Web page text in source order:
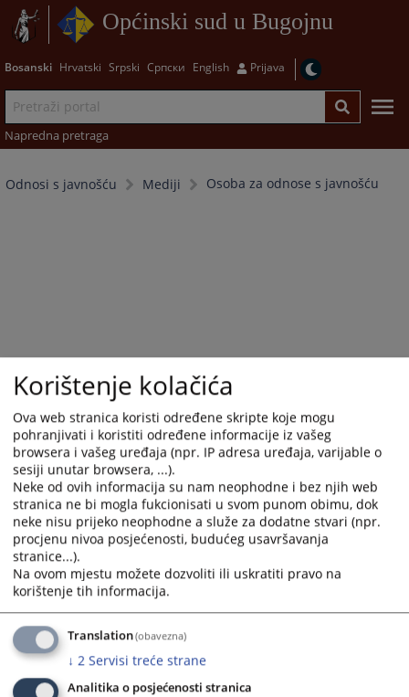
Općinski sud u Bugojnu
Bosanski Hrvatski Srpski Српски English Prijava
Napredna pretraga
Odnosi s javnošću Mediji Osoba za odnose s javnošću
Trenutno nema vijesti
Korištenje kolačića
Ova web stranica koristi određene skripte koje mogu
pohranjivati i koristiti određene informacije iz vašeg
browsera i vašeg uređaja (npr. IP adresa uređaja, varijable o
sesiji unutar browsera, ...).
Neke od ovih informacija su nam neophodne i bez njih web
stranica ne bi mogla fukcionisati u svom punom obimu, dok
neke nisu prijeko neophodne a služe za dodatne stvari (npr.
procjenu nivoa posjećenosti, budućeg usavršavanja
stranice...).
Na ovom mjestu možete dozvoliti ili uskratiti pravo na
korištenje tih informacija.
Translation(obavezna)
↓ 2 Servisi treće strane
Analitika o posjećenosti stranica